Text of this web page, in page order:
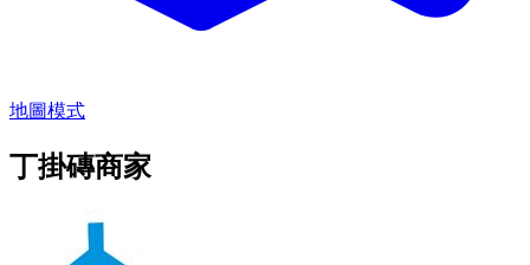
地圖模式
丁掛磚商家